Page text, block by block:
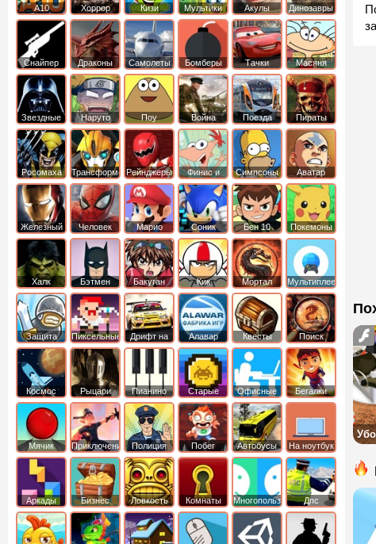
А10 Хоррор Кизи Мультики Акулы Динозавры
Снайпер Драконы Самолеты Бомберы Тачки Масяня
Звездные
войны
Наруто Поу Война Поезда
Пираты
Карибского
Моря
Росомаха ТрансформерыРейнджеры
Самураи
Финис и
Ферб
Симпсоны
Аватар
легенда об
Аанге
Железный
человек
Человек
Паук
Марио Соник Бен 10 Покемоны
Халк Бэтмен Бакуган
Кик
Бутовский
Мортал
комбат
Мультиплеер
Защита
королевства
Пиксельные
Дрифт на
машинах
Алавар Квесты
Поиск
предметов
Космос Рыцари Пианино Старые Офисные Бегалки
Мячик Приключения Полиция Побег Автобусы На ноутбук
Аркады
Бизнес
симуляторы
Ловкость Комнаты Многопользовательские
Дпс